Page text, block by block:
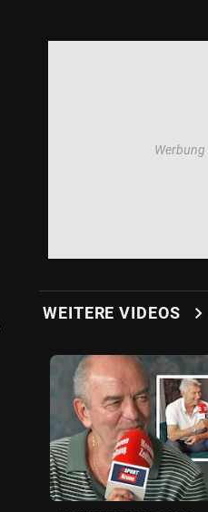
WEITERE VIDEOS chevron_right